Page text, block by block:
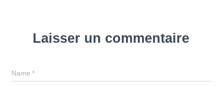
Laisser un commentaire
Name *